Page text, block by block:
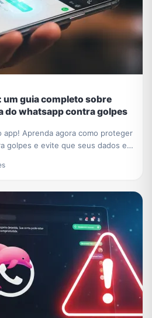
um guia completo sobre
do whatsapp contra golpes
app! Aprenda agora como proteger
golpes e evite que seus dados e